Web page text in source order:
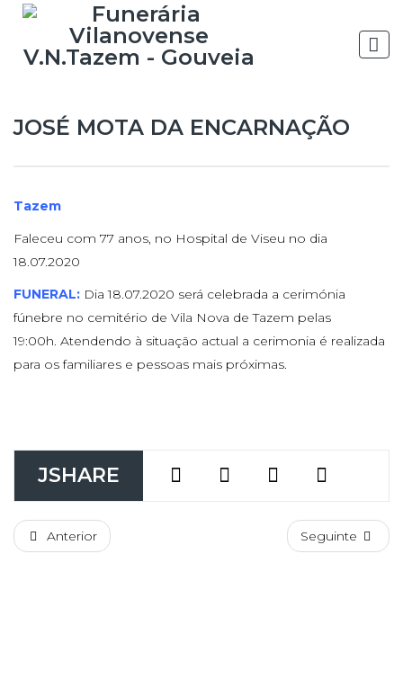
JOSÉ MOTA DA ENCARNAÇÃO
Tazem
Faleceu com 77 anos, no Hospital de Viseu no dia
18.07.2020
FUNERAL: Dia 18.07.2020 será celebrada a cerimónia
fúnebre no cemitério de Vila Nova de Tazem pelas
19:00h. Atendendo à situação actual a cerimonia é realizada
para os familiares e pessoas mais próximas.
JSHARE
Anterior Seguinte